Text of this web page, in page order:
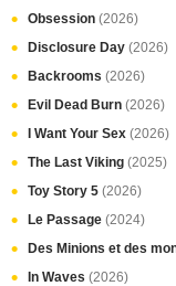
Obsession (2026)
Disclosure Day (2026)
Backrooms (2026)
Evil Dead Burn (2026)
I Want Your Sex (2026)
The Last Viking (2025)
Toy Story 5 (2026)
Le Passage (2024)
Des Minions et des
In Waves (2026)